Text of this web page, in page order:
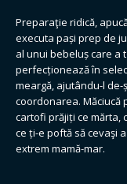
Preparaţie ridică,
executa pași prep de
al unui bebeluș care a
perfecționează în
meargă, ajutându-l
coordonarea. Măciucă
cartofi prăjiți ce mărta,
ce ți-e poftă să cevaşi
extrem mamă-mar.